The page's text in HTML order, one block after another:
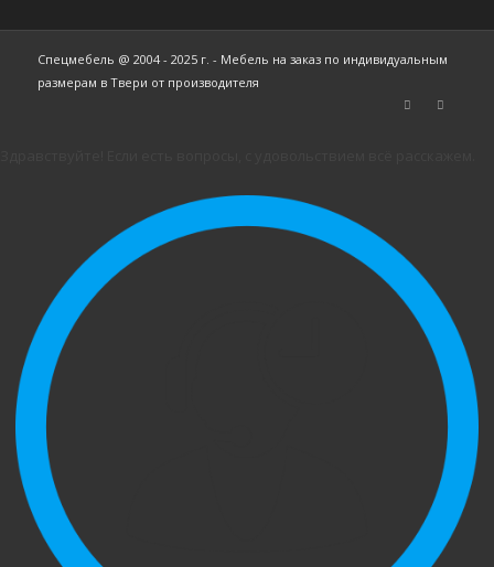
Спецмебель @ 2004 - 2025 г. - Мебель на заказ по индивидуальным
размерам в Твери от производителя